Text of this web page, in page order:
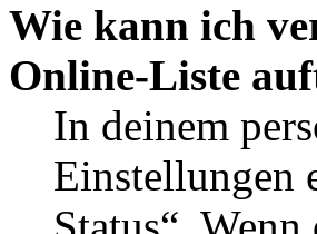
Wie kann ich
Online-Liste
In deinem
Einstellungen